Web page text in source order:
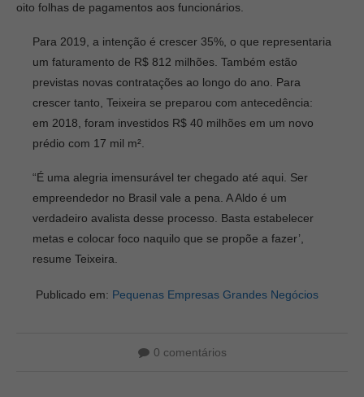
oito folhas de pagamentos aos funcionários.
Para 2019, a intenção é crescer 35%, o que representaria
um faturamento de R$ 812 milhões. Também estão
previstas novas contratações ao longo do ano. Para
crescer tanto, Teixeira se preparou com antecedência:
em 2018, foram investidos R$ 40 milhões em um novo
prédio com 17 mil m².
“É uma alegria imensurável ter chegado até aqui. Ser
empreendedor no Brasil vale a pena. A Aldo é um
verdadeiro avalista desse processo. Basta estabelecer
metas e colocar foco naquilo que se propõe a fazer’,
resume Teixeira.
Publicado em: Pequenas Empresas Grandes Negócios
0 comentários